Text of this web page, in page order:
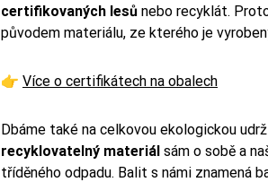
certifikovaných lesů nebo recyklát.
původem materiálu, ze kterého je
👉 Více o certifikátech na obalech
Dbáme také na celkovou ekologickou
recyklovatelný materiál sám o sobě a
tříděného odpadu. Balit s námi znamená